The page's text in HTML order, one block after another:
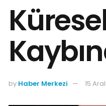
by Haber Merkezi 15